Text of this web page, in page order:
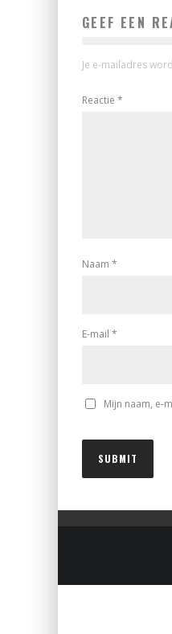
GEEF EEN
Je e-mailadres
Reactie *
Naam *
E-mail *
Mijn naam, e-